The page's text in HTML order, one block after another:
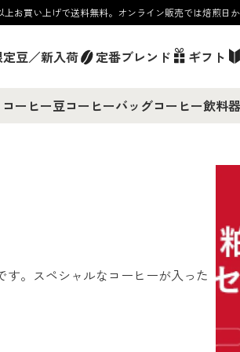
上お買い上げで送料無料。オンライン販売では焙煎日
定豆／新入荷 定番ブレンド ギフト
コーヒー豆コーヒーバッグコーヒー飲料
。スペシャルなコーヒーが入った